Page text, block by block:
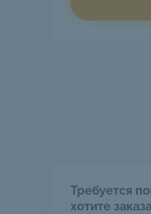
Требуется
хотите